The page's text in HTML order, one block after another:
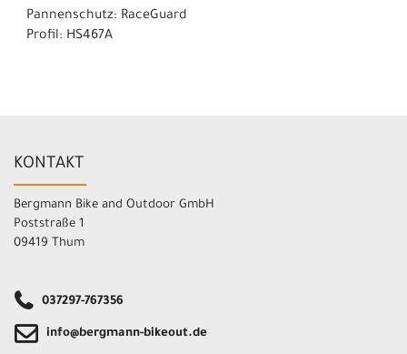
Pannenschutz: RaceGuard
Profil: HS467A
KONTAKT
Bergmann Bike and Outdoor GmbH
Poststraße 1
09419 Thum
037297-767356
info@bergmann-bikeout.de